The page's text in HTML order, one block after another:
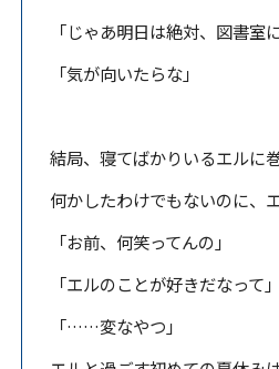
「じゃあ明日は絶対、図書室
「気が向いたらな」
結局、寝てばかりいるエルに
何かしたわけでもないのに、
「お前、何笑ってんの」
「エルのことが好きだなって」
「……変なやつ」